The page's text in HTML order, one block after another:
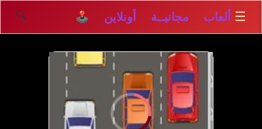
☰ ألعاب مجانيــة أونلاين 🕹️ 🔍